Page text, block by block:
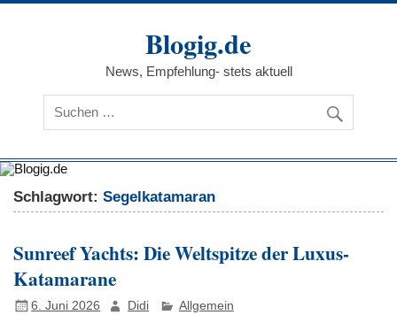
Zum
Blogig.de
News, Empfehlung- stets aktuell
Schlagwort:Segelkatamaran
Sunreef Yachts: Die Weltspitze der Luxus-
Katamarane
6. Juni 2026 Didi Allgemein